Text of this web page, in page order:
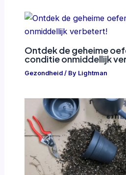
Ontdek de geheime
conditie onmiddellijk
Gezondheid/ By Lightman